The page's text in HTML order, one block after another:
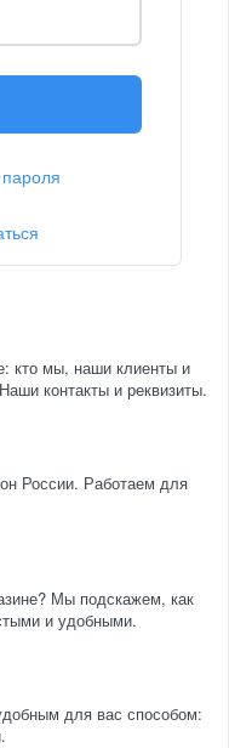
кто мы, наши клиенты и
контакты и реквизиты.
России. Работаем для
Мы подскажем, как
и удобными.
для вас способом: